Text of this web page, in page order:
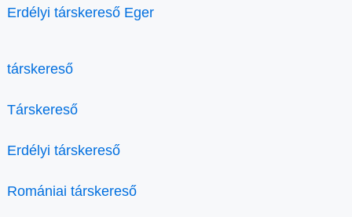
Erdélyi társkereső Eger
társkereső
Társkereső
Erdélyi társkereső
Romániai társkereső